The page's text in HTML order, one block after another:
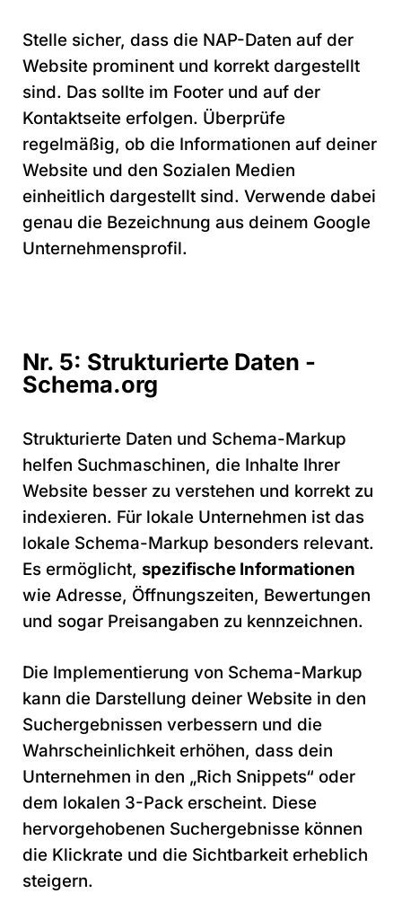
Stelle sicher, dass die NAP-Daten auf der
Website prominent und korrekt dargestellt
sind. Das sollte im Footer und auf der
Kontaktseite erfolgen. Überprüfe
regelmäßig, ob die Informationen auf deiner
Website und den Sozialen Medien
einheitlich dargestellt sind. Verwende dabei
genau die Bezeichnung aus deinem Google
Unternehmensprofil.
Nr. 5: Strukturierte Daten -
Schema.org
Strukturierte Daten und Schema-Markup
helfen Suchmaschinen, die Inhalte Ihrer
Website besser zu verstehen und korrekt zu
indexieren. Für lokale Unternehmen ist das
lokale Schema-Markup besonders relevant.
Es ermöglicht, spezifische Informationen
wie Adresse, Öffnungszeiten, Bewertungen
und sogar Preisangaben zu kennzeichnen.
Die Implementierung von Schema-Markup
kann die Darstellung deiner Website in den
Suchergebnissen verbessern und die
Wahrscheinlichkeit erhöhen, dass dein
Unternehmen in den „Rich Snippets“ oder
dem lokalen 3-Pack erscheint. Diese
hervorgehobenen Suchergebnisse können
die Klickrate und die Sichtbarkeit erheblich
steigern.